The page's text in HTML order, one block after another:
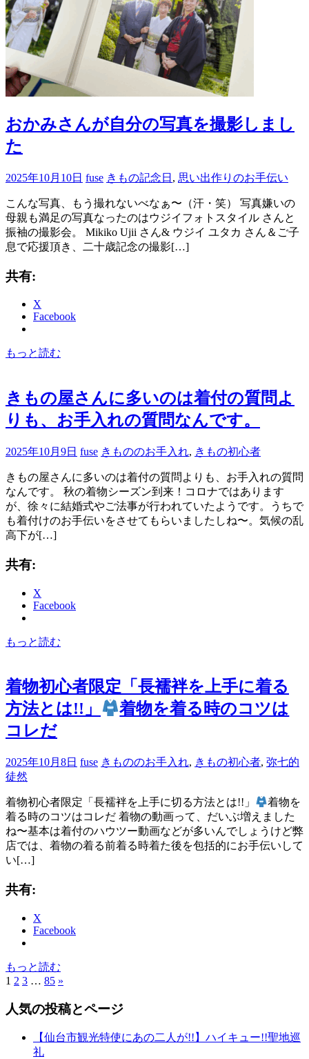
おかみさんが自分の写真を撮影しまし
た
2025年10月10日 fuse きもの記念日 , 思い出作りのお手伝い
こんな写真、もう撮れないべなぁ〜（汗・笑） 写真嫌いの
母親も満足の写真なったのはウジイフォトスタイル さんと
振袖の撮影会。 Mikiko Ujii さん& ウジイ ユタカ さん＆ご子
息で応援頂き、二十歳記念の撮影[…]
共有:
X
Facebook
もっと読む
きもの屋さんに多いのは着付の質問よ
りも、お手入れの質問なんです。
2025年10月9日 fuse きもののお手入れ, きもの初心者
きもの屋さんに多いのは着付の質問よりも、お手入れの質問
なんです。 秋の着物シーズン到来！コロナではあります
が、徐々に結婚式やご法事が行われていたようです。うちで
も着付けのお手伝いをさせてもらいましたしね〜。気候の乱
高下が[…]
共有:
X
Facebook
もっと読む
着物初心者限定「長襦袢を上手に着る
方法とは!!」
着物を着る時のコツは
コレだ
2025年10月8日 fuse きもののお手入れ, きもの初心者, 弥七的
徒然
着物初心者限定「長襦袢を上手に切る方法とは!!」
着物を
着る時のコツはコレだ 着物の動画って、だいぶ増えました
ね〜基本は着付のハウツー動画などが多いんでしょうけど弊
店では、着物の着る前着る時着た後を包括的にお手伝いして
い[…]
共有:
X
Facebook
もっと読む
投
稿
1 2 3 … 85 次
記
»
人気の投稿とページ
【仙台市観光特使にあの二人が!!】ハイキュー!!聖地巡
礼